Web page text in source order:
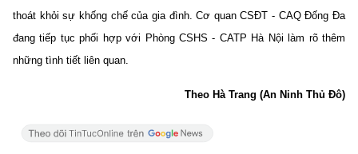
thoát khỏi sự khống chế của gia đình. Cơ quan CSĐT - CAQ Đống Đa
đang tiếp tục phối hợp với Phòng CSHS - CATP Hà Nội làm rõ thêm
những tình tiết liên quan.
Theo Hà Trang (An Ninh Thủ Đô)